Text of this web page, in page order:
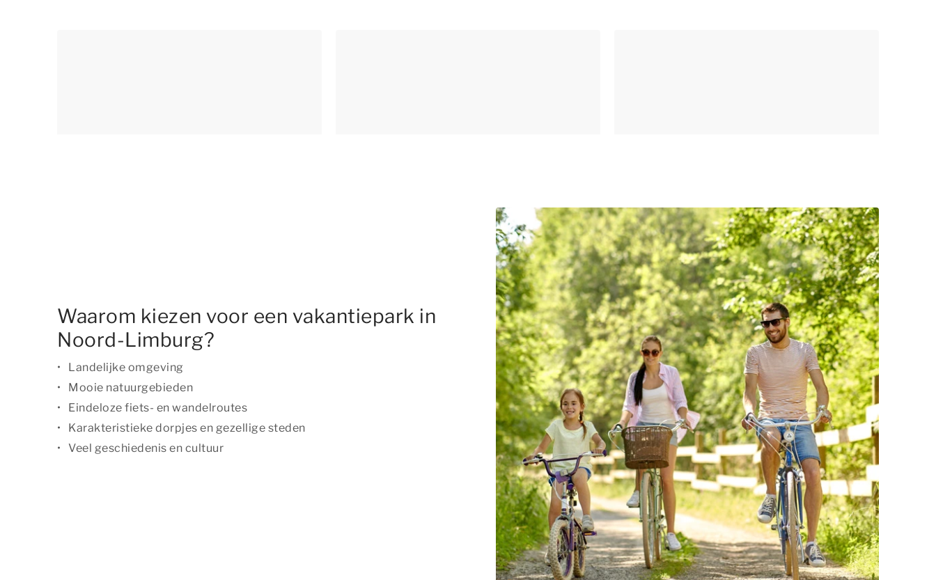
Waarom kiezen voor een vakantiepark in
Noord-Limburg?
Landelijke omgeving
Mooie natuurgebieden
Eindeloze fiets- en wandelroutes
Karakteristieke dorpjes en gezellige steden
Veel geschiedenis en cultuur